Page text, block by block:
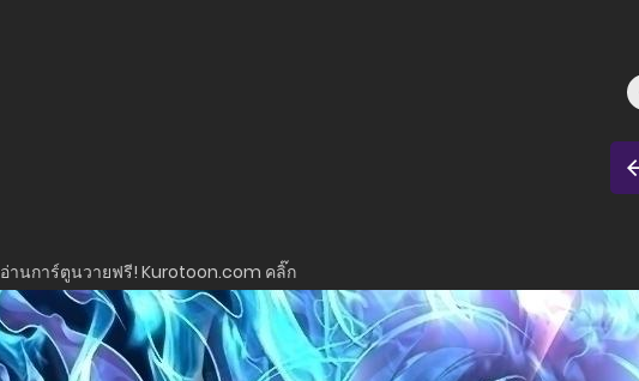
อ่านการ์ตูนวายฟรี! Kurotoon.com คลิ๊ก